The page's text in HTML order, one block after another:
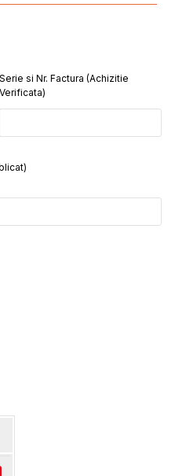
Serie si Nr. Factura (Achizitie
Verificata)